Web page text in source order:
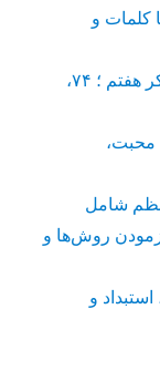
کلمات و
جواب فعالیت سبک های ارتباطی ما تفکر هفتم ؛ ۷۴،
محبت،
شامل
روش‌ها و
و